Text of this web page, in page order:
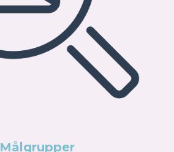
Målgrupper